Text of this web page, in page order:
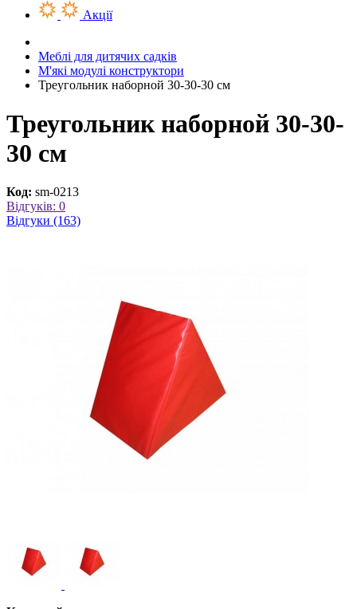
Акції
Меблі для дитячих садків
М'які модулі конструктори
Треугольник наборной 30-30-30 см
Треугольник наборной 30-30-
30 см
Код: sm-0213
Відгуків: 0
Відгуки (163)